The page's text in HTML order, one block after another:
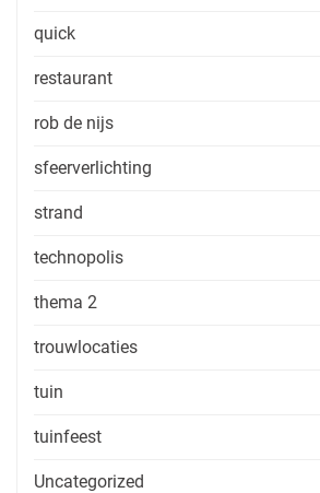
quick
restaurant
rob de nijs
sfeerverlichting
strand
technopolis
thema 2
trouwlocaties
tuin
tuinfeest
Uncategorized